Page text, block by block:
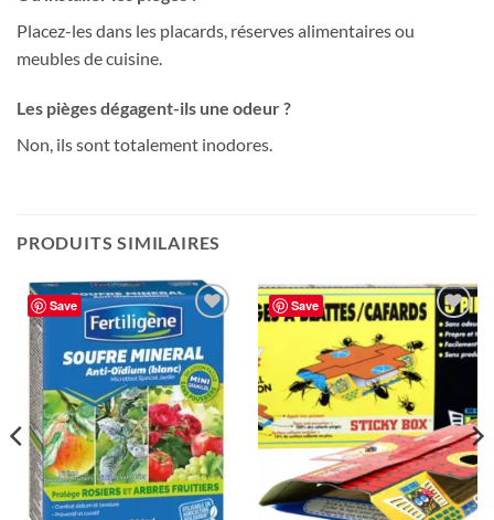
Placez-les dans les placards, réserves alimentaires ou
meubles de cuisine.
Les pièges dégagent-ils une odeur ?
Non, ils sont totalement inodores.
PRODUITS SIMILAIRES
Save
Ajouter
à la liste
de
souhaits
Save
Ajouter
à la liste
souhaits